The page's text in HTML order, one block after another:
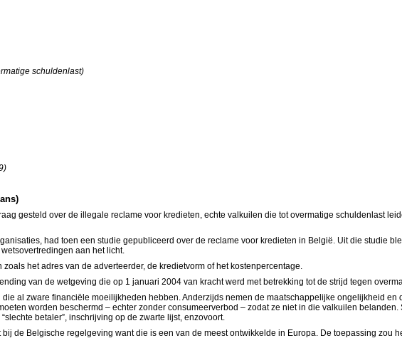
schuldenlast)
gesteld over de illegale reclame voor kredieten, echte valkuilen die tot overmatige schuldenlast
had toen een studie gepubliceerd over de reclame voor kredieten in België. Uit die studie
aan het licht.
het adres van de adverteerder, de kredietvorm of het kostenpercentage.
van de wetgeving die op 1 januari 2004 van kracht werd met betrekking tot de strijd tegen
al zware financiële moeilijkheden hebben. Anderzijds nemen de maatschappelijke ongelijkheid en
worden beschermd – echter zonder consumeerverbod – zodat ze niet in die valkuilen
betaler”, inschrijving op de zwarte lijst, enzovoort.
de Belgische regelgeving want die is een van de meest ontwikkelde in Europa. De toepassing zou